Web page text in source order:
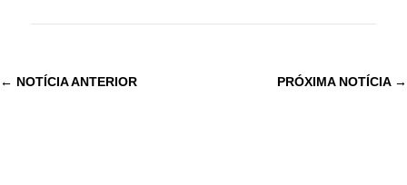
← NOTÍCIA ANTERIOR PRÓXIMA NOTÍCIA→